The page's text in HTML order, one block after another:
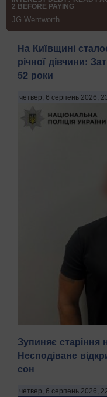
На Київщині
річної дівчини:
52 роки
четвер, 6 серпень 2026,
років за підозрою у
Зупиняє старіння
Несподіване
сон
четвер, 6 серпень 2026,